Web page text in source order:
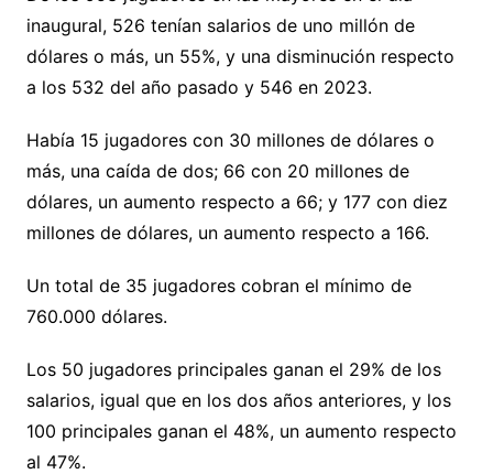
inaugural, 526 tenían salarios de uno millón de
dólares o más, un 55%, y una disminución respecto
a los 532 del año pasado y 546 en 2023.
Había 15 jugadores con 30 millones de dólares o
más, una caída de dos; 66 con 20 millones de
dólares, un aumento respecto a 66; y 177 con diez
millones de dólares, un aumento respecto a 166.
Un total de 35 jugadores cobran el mínimo de
760.000 dólares.
Los 50 jugadores principales ganan el 29% de los
salarios, igual que en los dos años anteriores, y los
100 principales ganan el 48%, un aumento respecto
al 47%.